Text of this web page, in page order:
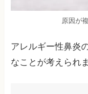
原因が
アレルギー性鼻炎
なことが考えられ